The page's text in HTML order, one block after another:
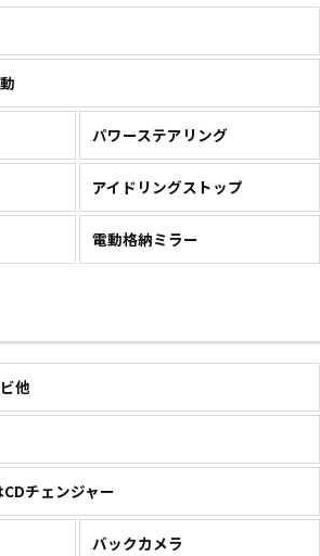
パワーステアリング
アイドリングストップ
電動格納ミラー
他
チェンジャー
バックカメラ